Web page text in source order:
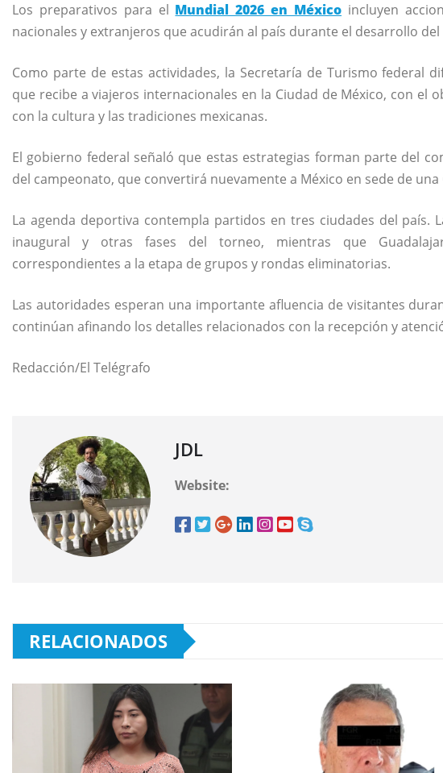
Los preparativos para el Mundial 2026 en México incluyen
nacionales y extranjeros que acudirán al país durante el desarrollo
Como parte de estas actividades, la Secretaría de Turismo federal
que recibe a viajeros internacionales en la Ciudad de México, con el
con la cultura y las tradiciones mexicanas.
El gobierno federal señaló que estas estrategias forman parte del
del campeonato, que convertirá nuevamente a México en sede de una
La agenda deportiva contempla partidos en tres ciudades del país.
inaugural y otras fases del torneo, mientras que
correspondientes a la etapa de grupos y rondas eliminatorias.
Las autoridades esperan una importante afluencia de visitantes
continúan afinando los detalles relacionados con la recepción y
Redacción/El Telégrafo
JDL
Website:
RELACIONADOS